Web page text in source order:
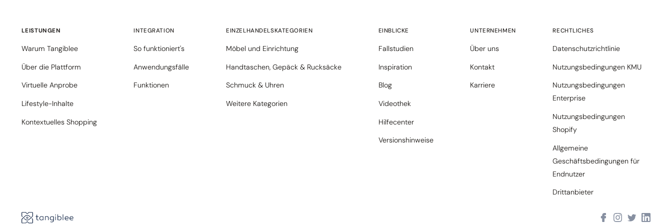
LEISTUNGEN
Warum Tangiblee
Über die Plattform
Virtuelle Anprobe
Lifestyle-Inhalte
Kontextuelles Shopping
INTEGRATION
So funktioniert's
Anwendungsfälle
Funktionen
EINZELHANDELSKATEGORIEN
Möbel und Einrichtung
Handtaschen, Gepäck & Rucksäcke
Schmuck & Uhren
Weitere Kategorien
EINBLICKE
Fallstudien
Inspiration
Blog
Videothek
Hilfecenter
Versionshinweise
UNTERNEHMEN
Über uns
Kontakt
Karriere
RECHTLICHES
Datenschutzrichtlinie
Nutzungsbedingungen KMU
Nutzungsbedingungen
Enterprise
Nutzungsbedingungen
Shopify
Allgemeine
Geschäftsbedingungen für
Endnutzer
Drittanbieter